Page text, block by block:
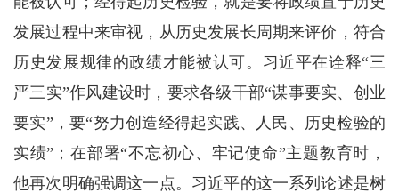
发展过程中来审视，从历史发展长周期来评价，符合
历史发展规律的政绩才能被认可。习近平在诠释“三
严三实”作风建设时，要求各级干部“谋事要实、创业
要实”，要“努力创造经得起实践、人民、历史检验的
实绩”；在部署“不忘初心、牢记使命”主题教育时，
他再次明确强调这一点。习近平的这一系列论述是树